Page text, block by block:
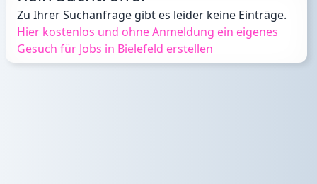
Zu Ihrer Suchanfrage gibt es leider keine Einträge.
Hier kostenlos und ohne Anmeldung ein eigenes
Gesuch für Jobs in Bielefeld erstellen